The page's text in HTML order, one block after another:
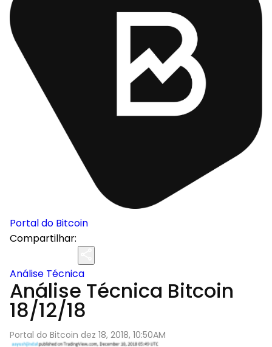
Portal do Bitcoin
Compartilhar:
Análise Técnica
Análise Técnica Bitcoin
18/12/18
Portal do Bitcoin dez 18, 2018, 10:50AM